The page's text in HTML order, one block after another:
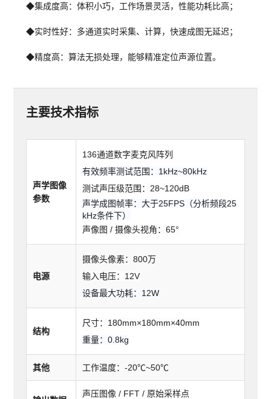
◆集成度高： 体积小巧，工作场景灵活，性能功耗比高；
◆实时性好： 多通道实时采集、计算，快速成图无延迟；
◆精度高： 算法无损处理，能够精准定位声源位置。
主要技术指标
声学图像
参数
136通道数字麦克风阵列
有效频率测试范围：1kHz~80kHz
测试声压级范围：28~120dB
声学成图帧率：大于25FPS（分析频段25
kHz条件下）
声像图 / 摄像头视角：65°
电源
摄像头像素：800万
输入电压：12V
设备最大功耗：12W
结构
尺寸：180mm×180mm×40mm
重量：0.8kg
其他 工作温度：-20℃~50℃
声压图像 / FFT / 原始采样点